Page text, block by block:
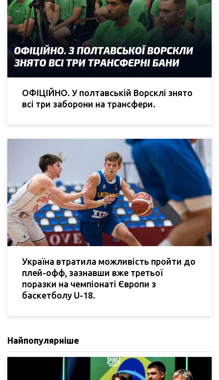
ОФІЦІЙНО. У полтавській Ворсклі знято
всі три заборони на трансфери.
Україна втратила можливість пройти до
плей-офф, зазнавши вже третьої
поразки на чемпіонаті Європи з
баскетболу U-18.
Найпопулярніше